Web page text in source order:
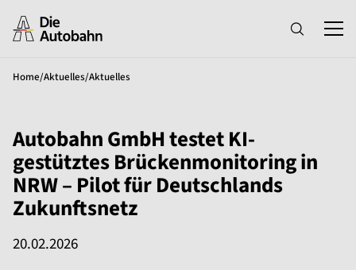
Home/Aktuelles/Aktuelles
Autobahn GmbH testet KI-
gestütztes Brückenmonitoring in
NRW – Pilot für Deutschlands
Zukunftsnetz
20.02.2026